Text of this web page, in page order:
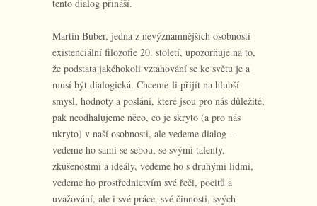
tento dialog přináší.
Martin Buber, jedna z nevýznamnějších osobností
existenciální filozofie 20. století, upozorňuje na to,
že podstata jakéhokoli vztahování se ke světu je a
musí být dialogická. Chceme-li přijít na hlubší
smysl, hodnoty a poslání, které jsou pro nás důležité,
pak neodhalujeme něco, co je skryto (a pro nás
ukryto) v naší osobnosti, ale vedeme dialog –
vedeme ho sami se sebou, se svými talenty,
zkušenostmi a ideály, vedeme ho s druhými lidmi,
vedeme ho prostřednictvím své řeči, pocitů a
uvažování, ale i své práce, své činnosti, svých